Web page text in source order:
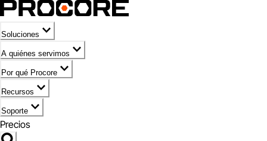
Soluciones
A quiénes servimos
Por qué Procore
Recursos
Soporte
Precios